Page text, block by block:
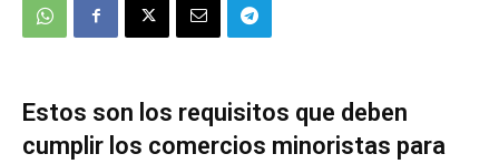
Estos son los requisitos que deben
cumplir los comercios minoristas para